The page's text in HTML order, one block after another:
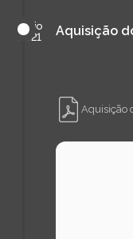
maio
de
2021 Aquisição
Aquisição